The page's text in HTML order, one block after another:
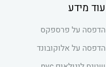
עוד מידע
הדפסה על פרספקס
הדפסה על אלוקובונד